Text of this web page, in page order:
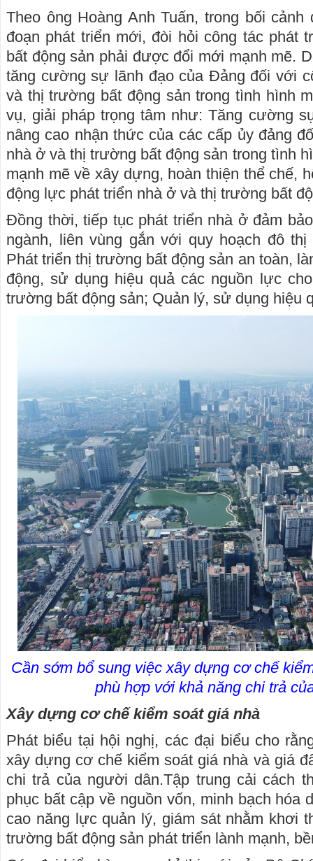
Theo ông Hoàng Anh Tuấn, trong bối
đoạn phát triển mới, đòi hỏi công tác phát
bất động sản phải được đổi mới mạnh mẽ.
tăng cường sự lãnh đạo của Đảng đối với
và thị trường bất động sản trong tình hình
vụ, giải pháp trọng tâm như: Tăng cường
nâng cao nhận thức của các cấp ủy đảng
nhà ở và thị trường bất động sản trong tình
mạnh mẽ về xây dựng, hoàn thiện thể chế,
động lực phát triển nhà ở và thị trường bất
Đồng thời, tiếp tục phát triển nhà ở đảm
ngành, liên vùng gắn với quy hoạch đô
Phát triển thị trường bất động sản an toàn,
động, sử dụng hiệu quả các nguồn lực
trường bất động sản; Quản lý, sử dụng hiệu
Cần sớm bổ sung việc xây dựng cơ chế
phù hợp với khả năng chi trả
Xây dựng cơ chế kiểm soát giá nhà
Phát biểu tại hội nghị, các đại biểu cho
xây dựng cơ chế kiểm soát giá nhà và giá
chi trả của người dân.Tập trung cải cách
phục bất cập về nguồn vốn, minh bạch hóa
cao năng lực quản lý, giám sát nhằm khơi
trường bất động sản phát triển lành mạnh,